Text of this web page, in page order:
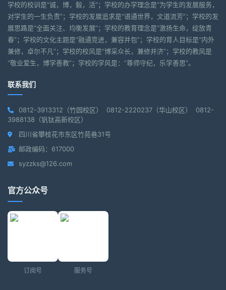
学校的校训是“诚，博，毅，活”；学校的办学理念是“为学生的发展服务，
对学生的一生负责”；学校的发展追求是“语通世界，文道流芳”；学校的发
展思路是“全面关注、均衡发展”；学校的教育理念是“激扬生命，绽放青
春”；学校的文化主题是“融通竞进，兼容并包”；学校的育人目标是“内外
兼修，卓尔不凡”；学校的校风是“博采众长，兼修并济”；学校的教风是
“敬业爱生，博学善教”；学校的学风是：“尊师守纪，乐学善思”。
联系我们
0812-3913312（竹园校区） 0812-2220237（华山校区） 0812-
3988138（钒钛高新校区）
四川省攀枝花市东区竹苑巷31号
邮政编码：617000
syzzks@126.com
官方公众号
订阅号 服务号